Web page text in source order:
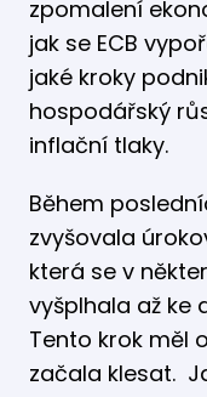
zpomalení
jak se ECB
jaké kroky
hospodářský
inflační tlaky.
Během
zvyšovala
která se v
vyšplhala až ke
Tento krok měl
začala klesat.